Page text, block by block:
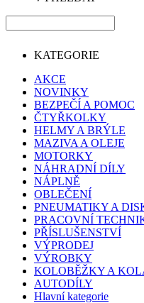
KATEGORIE
AKCE
NOVINKY
BEZPEČÍ A POMOC
ČTYŘKOLKY
HELMY A BRÝLE
MAZIVA A OLEJE
MOTORKY
NÁHRADNÍ DÍLY
NÁPLNĚ
OBLEČENÍ
PNEUMATIKY A
PRACOVNÍ
PŘÍSLUŠENSTVÍ
VÝPRODEJ
VÝROBKY
KOLOBĚŽKY A
AUTODÍLY
Hlavní kategorie